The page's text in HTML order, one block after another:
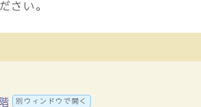
さい。
別ウィンドウで開く